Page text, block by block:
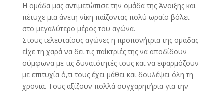
Η ομάδα μας αντιμετώπισε την ομάδα της Άνοιξης και
πέτυχε μια άνετη νίκη παίζοντας πολύ ωραίο βόλεϊ
στο μεγαλύτερο μέρος του αγώνα.
Στους τελευταίους αγώνες η προπονήτρια της ομάδας
είχε τη χαρά να δει τις παίκτριές της να αποδίδουν
σύμφωνα με τις δυνατότητές τους και να εφαρμόζουν
με επιτυχία ό,τι τους έχει μάθει και δουλέψει όλη τη
χρονιά. Τους αξίζουν πολλά συγχαρητήρια για την